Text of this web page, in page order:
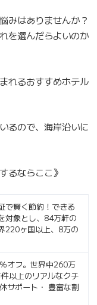
みはありませんか？
を選んだらよいのか
れるおすすめホテル
るので、海岸沿いに
るならここ》
で賢く節約！できる
対象とし、84万軒の
220ヶ国以上、8万の
オフ。世界中260万
以上のリアルなクチ
サポート・ 豊富な割